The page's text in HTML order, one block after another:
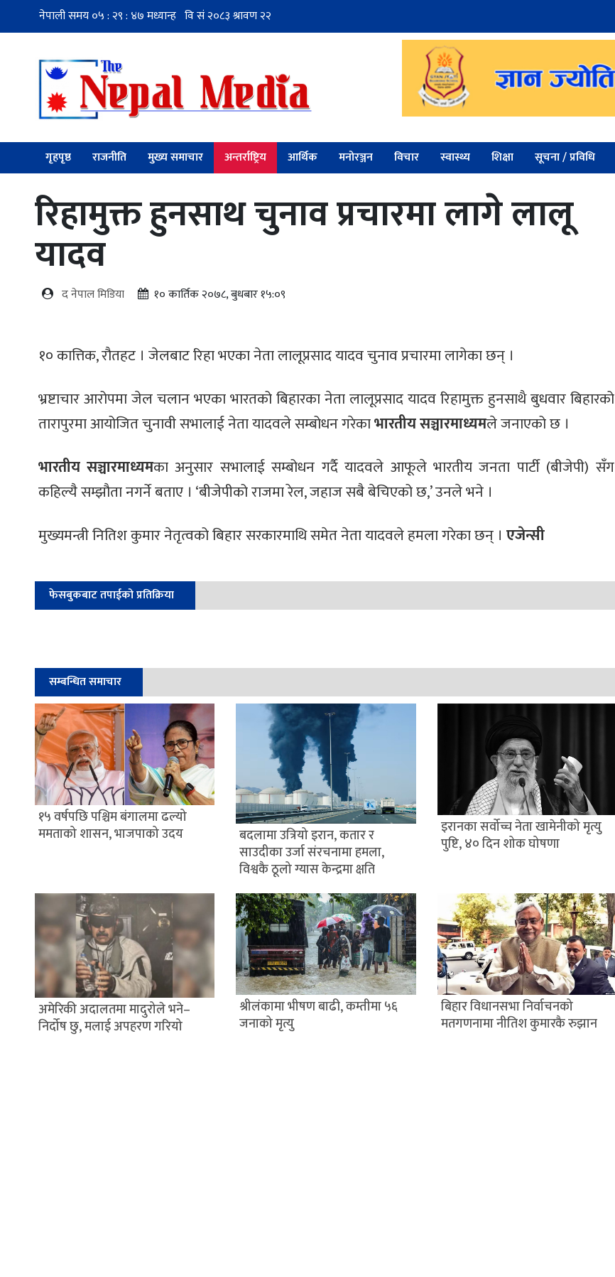
गृहपृष्ठ राजनीति मुख्य समाचार अन्तर्राष्ट्रिय आर्थिक मनोरञ्जन विचार स्वास्थ्य शिक्षा सूचना / प्रविधि
रिहामुक्त हुनसाथ चुनाव प्रचारमा लागे लालू
यादव
द नेपाल मिडिया १० कार्तिक २०७८, बुधबार १५:०९
१० कात्तिक, रौतहट । जेलबाट रिहा भएका नेता लालूप्रसाद यादव चुनाव प्रचारमा लागेका छन् ।
भ्रष्टाचार आरोपमा जेल चलान भएका भारतको बिहारका नेता लालूप्रसाद यादव रिहामुक्त हुनसाथै बुधवार बिहारको
तारापुरमा आयोजित चुनावी सभालाई नेता यादवले सम्बोधन गरेकाभारतीय सञ्चारमाध्यमले जनाएको छ ।
भारतीय सञ्चारमाध्यमका अनुसार सभालाई सम्बोधन गर्दै यादवले आफूले भारतीय जनता पार्टी (बीजेपी) सँग
कहिल्यै सम्झौता नगर्ने बताए । ‘बीजेपीको राजमा रेल, जहाज सबै बेचिएको छ,’ उनले भने ।
मुख्यमन्त्री नितिश कुमार नेतृत्वको बिहार सरकारमाथि समेत नेता यादवले हमला गरेका छन् । एजेन्सी
फेसबुकबाट तपाईको प्रतिक्रिया
सम्बन्धित समाचार
१५ वर्षपछि पश्चिम बंगालमा ढल्यो
ममताको शासन, भाजपाको उदय
बदलामा उत्रियो इरान, कतार र
साउदीका उर्जा संरचनामा हमला,
विश्वकै ठूलो ग्यास केन्द्रमा क्षति
इरानका सर्वोच्च नेता खामेनीको मृत्यु
पुष्टि, ४० दिन शोक घोषणा
अमेरिकी अदालतमा मादुरोले भने–
निर्दोष छु, मलाई अपहरण गरियो
श्रीलंकामा भीषण बाढी, कम्तीमा ५६
जनाको मृत्यु
बिहार विधानसभा निर्वाचनको
मतगणनामा नीतिश कुमारकै रुझान